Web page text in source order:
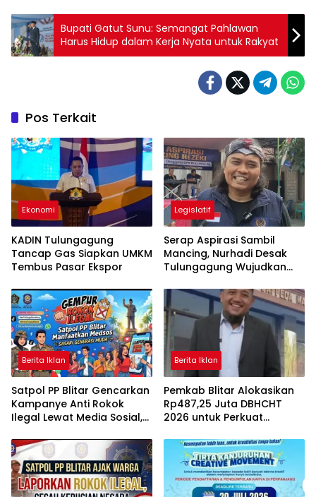
Bupati Gatut Sunu: Semangat Pahlawan
Harus Hidup dalam Kerja Nyata untuk Rakyat
Pos Terkait
Ekonomi
KADIN Tulungagung
Tancap Gas Siapkan UMKM
Tembus Pasar Ekspor
Legislatif
Serap Aspirasi Sambil
Mancing, Nurhadi Desak
Tulungagung Wujudkan
Berita Iklan
Satpol PP Blitar Gencarkan
Kampanye Anti Rokok
Ilegal Lewat Media Sosial,
Berita Iklan
Pemkab Blitar Alokasikan
Rp487,25 Juta DBHCHT
2026 untuk Perkuat